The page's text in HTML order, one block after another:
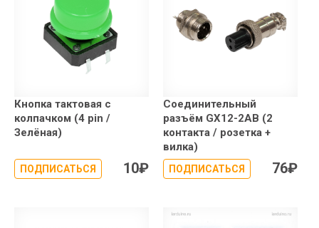
Кнопка тактовая с
колпачком (4 pin /
Зелёная)
ПОДПИСАТЬСЯ 10₽
Соединительный
разъём GX12-2AB (2
контакта / розетка +
вилка)
ПОДПИСАТЬСЯ 76₽